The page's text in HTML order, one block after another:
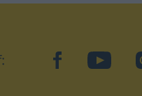
facebookYouTube